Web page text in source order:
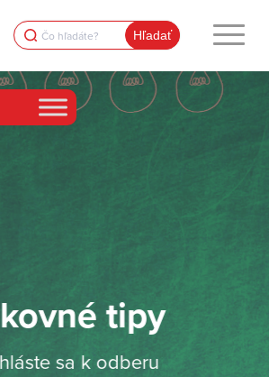
Search
for:
tipy
sa k odberu